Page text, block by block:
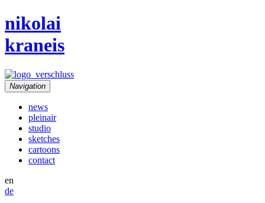
nikolai
kraneis
Navigation
news
pleinair
studio
sketches
cartoons
contact
en
de